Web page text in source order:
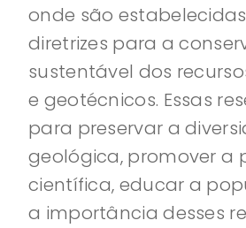
onde são
diretrizes para a
sustentável dos
e geotécnicos. Essas
para preservar a
geológica, promover a
científica, educar a
a importância desses